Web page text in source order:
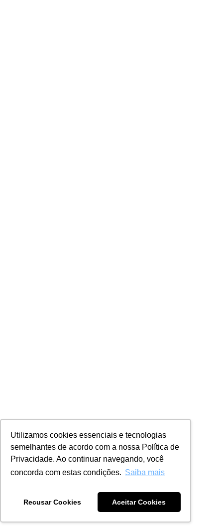
Utilizamos cookies essenciais e tecnologias
semelhantes de acordo com a nossa Política de
Privacidade. Ao continuar navegando, você
concorda com estas condições. Saiba mais
Recusar Cookies Aceitar Cookies